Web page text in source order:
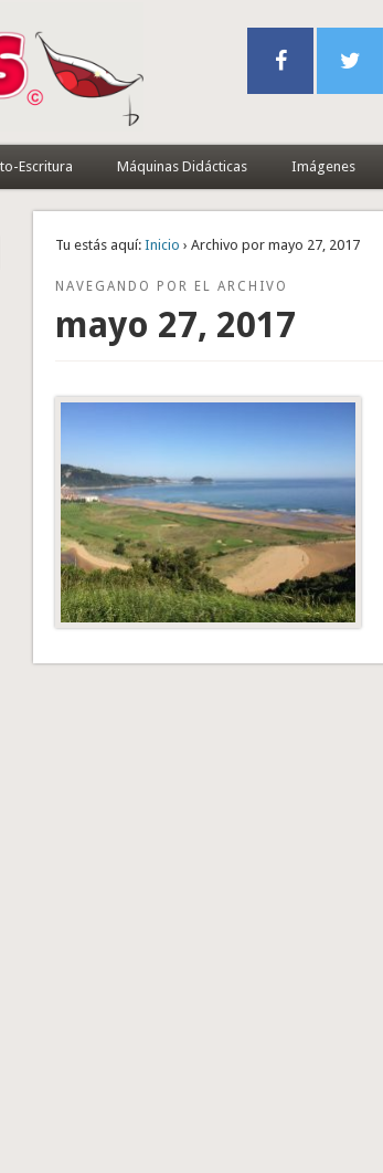
Escritura Máquinas Didácticas Imágenes
Tu estás aquí: Inicio › Archivo por mayo 27, 2017
NAVEGANDO POR EL ARCHIVO
mayo 27, 2017